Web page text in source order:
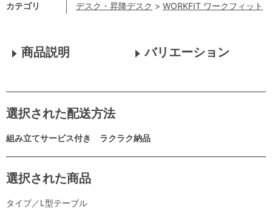
カテゴリ デスク・昇降デスク > WORKFIT ワークフィット
商品説明 バリエーション
選択された配送方法
組み立てサービス付き ラクラク納品
選択された商品
タイプ／L型テーブル